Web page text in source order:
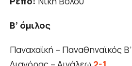
Β’ όμιλος
Παναχαϊκή – Παναθηναϊκός Β’